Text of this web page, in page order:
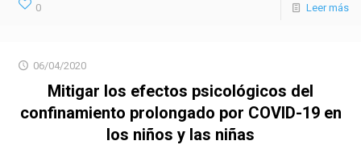
0 Leer más
06/04/2020
Mitigar los efectos psicológicos del
confinamiento prolongado por COVID-19 en
los niños y las niñas